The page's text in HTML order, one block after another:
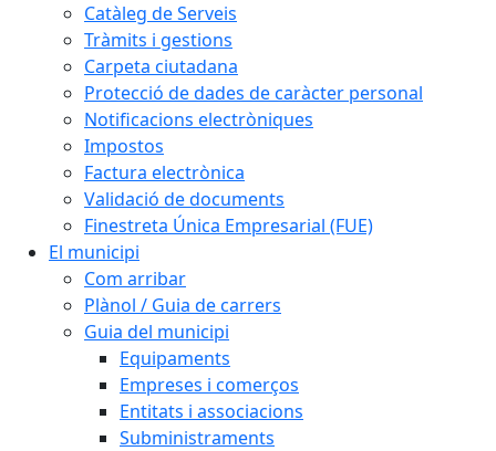
Catàleg de Serveis
Tràmits i gestions
Carpeta ciutadana
Protecció de dades de caràcter personal
Notificacions electròniques
Impostos
Factura electrònica
Validació de documents
Finestreta Única Empresarial (FUE)
El municipi
Com arribar
Plànol / Guia de carrers
Guia del municipi
Equipaments
Empreses i comerços
Entitats i associacions
Subministraments